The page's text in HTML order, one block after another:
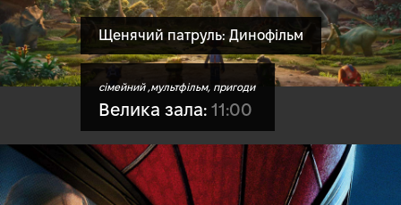
Щенячий патруль: Динофільм
сімейний ,мультфільм, пригоди
Велика зала: 11:00